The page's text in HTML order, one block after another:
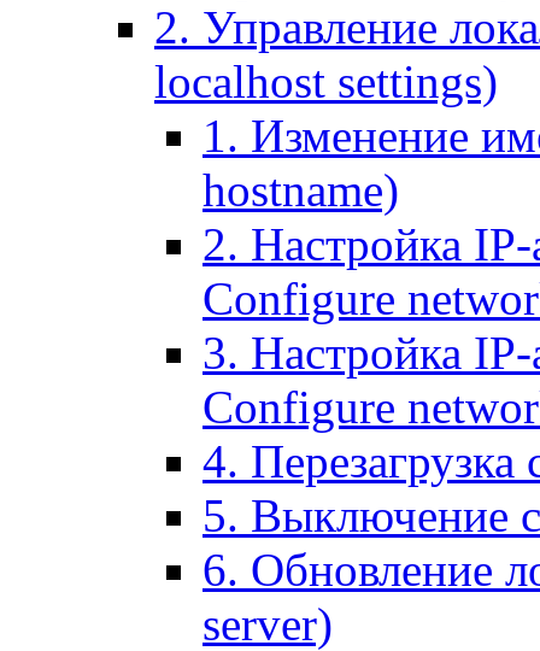
2. Управление
localhost settings)
1. Изменение
hostname)
2. Настройка IP-
Configure
3. Настройка
Configure
4. Перезагрузка
5. Выключение
6. Обновление
server)